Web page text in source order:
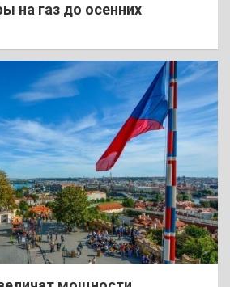
на газ до осенних